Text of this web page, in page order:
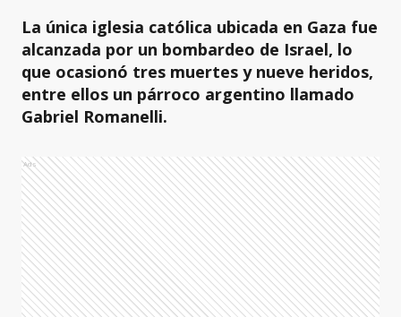
La única iglesia católica ubicada en Gaza fue
alcanzada por un bombardeo de Israel, lo
que ocasionó tres muertes y nueve heridos,
entre ellos un párroco argentino llamado
Gabriel Romanelli.
Ads